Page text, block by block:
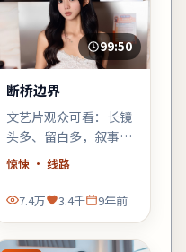
99:50
断桥边界
文艺片观众可看：长镜
头多、留白多，叙事偏
「氛围先行」，不耐心
的观众需调整预期。
惊悚 · 线路
7.4万 3.4千 9年前